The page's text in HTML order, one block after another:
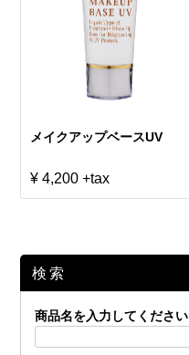
メイクアップベースUV
¥ 4,200+tax
検索
商品名を入力してください